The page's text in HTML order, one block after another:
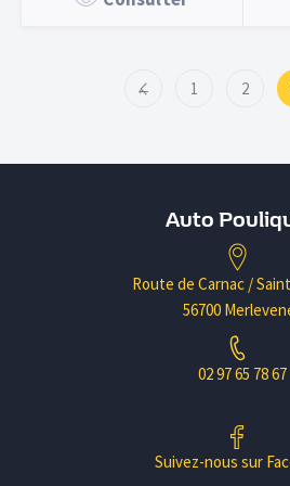
← 1 2
Auto
Route de Carnac /
56700
02 97 65 78 67
Suivez-nous sur